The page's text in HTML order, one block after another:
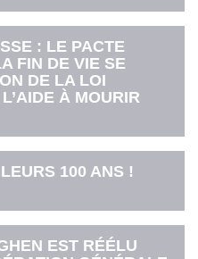
: LE PACTE
FIN DE VIE SE
DE LA LOI
À MOURIR
100 ANS !
EST RÉÉLU